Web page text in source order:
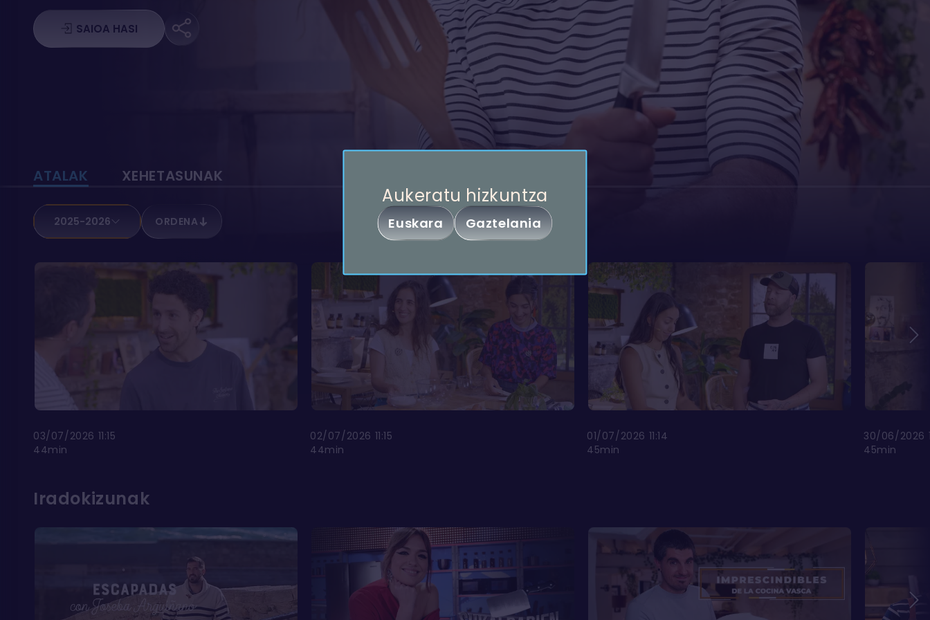
SAIOA HASI
ATALAK XEHETASUNAK
2025-2026 ORDENA
03/07/2026 11:15
44min
02/07/2026 11:15
44min
01/07/2026 11:14
45min
30/06/2026
45min
Iradokizunak
Aukeratu hizkuntza
Euskara Gaztelania
Joseba Arguiñano Sukalerrian
Kopiatu esteka